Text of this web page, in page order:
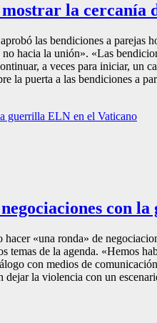
la cercanía
las bendiciones a parejas
hacia la unión». «Las
a veces para iniciar,
la puerta a las bendiciones a
con
«una ronda» de
temas de la agenda. «Hemos
con medios de
la violencia con un